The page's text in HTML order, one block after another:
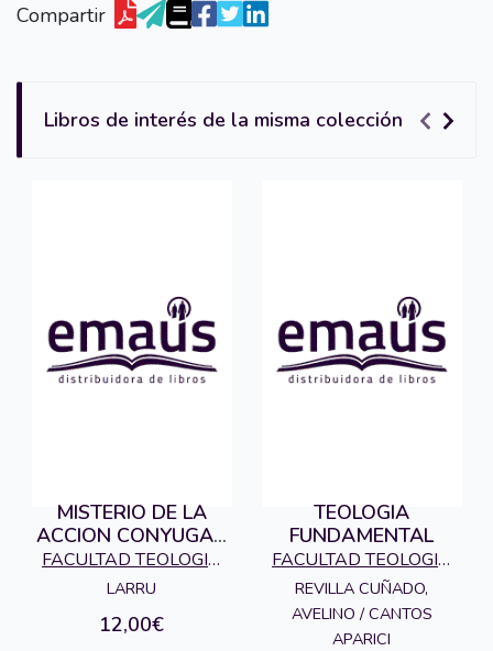
Compartir
Libros de interés de la misma colección
MISTERIO DE LA
ACCION CONYUGAL,
EL.
FACULTAD TEOLOGIA
SAN DAMASO
LARRU
12,00€
TEOLOGIA
FUNDAMENTAL
FACULTAD TEOLOGIA
SAN DAMASO
REVILLA CUÑADO,
AVELINO / CANTOS
APARICI